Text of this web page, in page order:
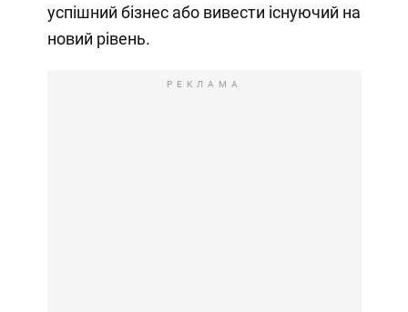
успішний бізнес або вивести існуючий на
новий рівень.
РЕКЛАМА